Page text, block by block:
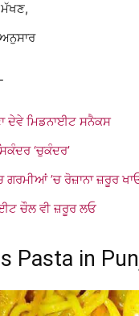
ਮੱਖਣ,
ਦੇਵੇ ਮਿਡਨਾਈਟ ਸਨੈਕਸ
‘ਚੁਕੰਦਰ’
ਗਰਮੀਆਂ ’ਚ ਰੋਜ਼ਾਨਾ ਜ਼ਰੂਰ
ਚੌਲ ਵੀ ਜ਼ਰੂਰ ਲਓ
Pasta in